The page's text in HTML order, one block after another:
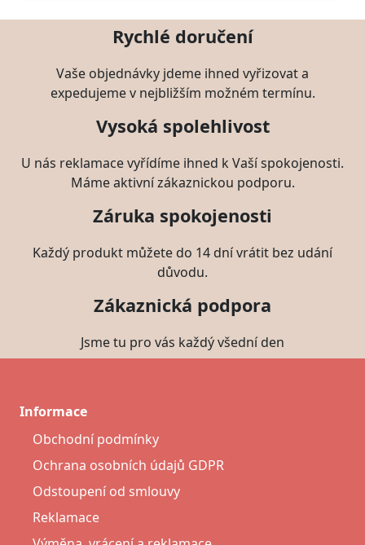
Rychlé doručení
Vaše objednávky jdeme ihned vyřizovat a
expedujeme v nejbližším možném termínu.
Vysoká spolehlivost
U nás reklamace vyřídíme ihned k Vaší spokojenosti.
Máme aktivní zákaznickou podporu.
Záruka spokojenosti
Každý produkt můžete do 14 dní vrátit bez udání
důvodu.
Zákaznická podpora
Jsme tu pro vás každý všední den
Informace
Obchodní podmínky
Ochrana osobních údajů GDPR
Odstoupení od smlouvy
Reklamace